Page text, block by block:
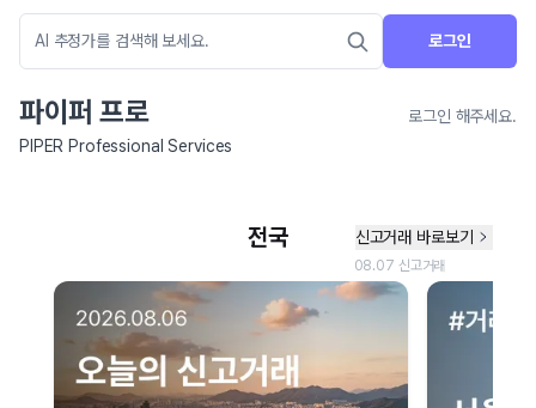
로그인
파이퍼 프로
로그인 해주세요.
PIPER Professional Services